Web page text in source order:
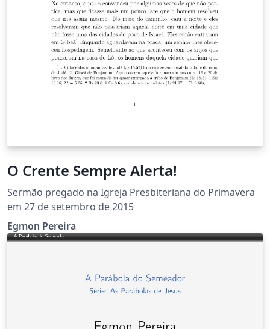
O Crente Sempre Alerta!
Sermão pregado na Igreja Presbiteriana do Primavera
em 27 de setembro de 2015
Egmon Pereira